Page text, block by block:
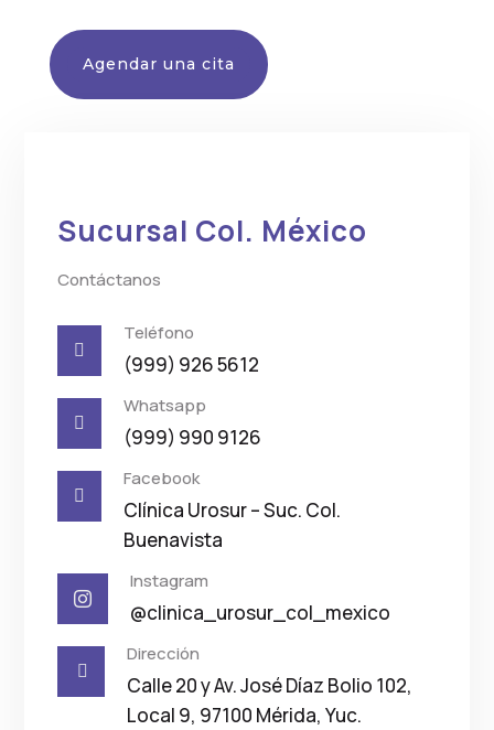
Agendar una cita
Sucursal Col. México
Contáctanos

Teléfono
(999) 926 5612

Whatsapp
(999) 990 9126

Facebook
Clínica Urosur – Suc. Col.
Buenavista

Instagram
@clinica_urosur_col_mexico

Dirección
Calle 20 y Av. José Díaz Bolio 102,
Local 9, 97100 Mérida, Yuc.